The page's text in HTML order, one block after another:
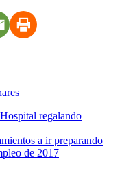
regalando
a ir preparando
de 2017